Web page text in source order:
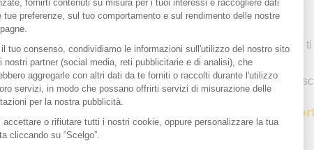
biglietto bus Girona Barcellona?
i biglietti per il trasferimento Girona Barcellona sul posto, ma
non avere sorprese al momento dell'arrivo.
la biglietteria dell'autobussi trova sul lato destro
Girona a Barcellona o da Barcellona
circa 75 minuti.